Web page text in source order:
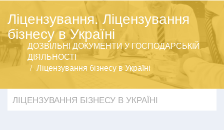
Ліцензування. Ліцензування
бізнесу в Україні
ДОЗВІЛЬНІ ДОКУМЕНТИ У ГОСПОДАРСЬКІЙ
ДІЯЛЬНОСТІ
Ліцензування бізнесу в Україні
ЛІЦЕНЗУВАННЯ БІЗНЕСУ В УКРАЇНІ